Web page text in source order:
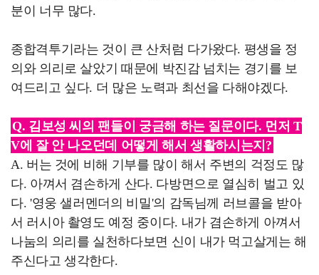
분이 너무 많다.
종합격투기라는 것이 큰 산처럼 다가왔다. 평생을 정
의와 의리로 살았기 때문에 박진감 넘치는 경기를 보
여드리고 싶다. 더 많은 노력과 최선을 다해야겠다.
Q. 김보성 씨의 팬들이 궁금해 하는 질문이다. 먼저 T
V에 잘 안 나오던데 어떻게 해서 생활하시는지?
A. 버는 것에 비해 기부를 많이 해서 주변의 걱정도 많
다. 아껴서 겸손하게 산다. 다방면으로 열심히 벌고 있
다. '영웅 샐러멘더의 비밀'의 감독님께 러브콜을 받아
서 러시아 촬영도 예정 중이다. 내가 겸손하게 아껴서
나눔의 의리를 실천하다보면 신이 내가 먹고살게는 해
주신다고 생각한다.